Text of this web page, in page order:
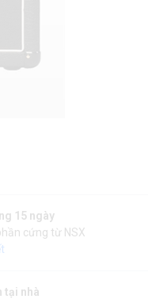
15 ngày
cứng từ NSX
tại nhà